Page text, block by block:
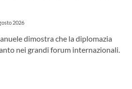
2026
dimostra che la diplomazia
nei grandi forum internazionali.